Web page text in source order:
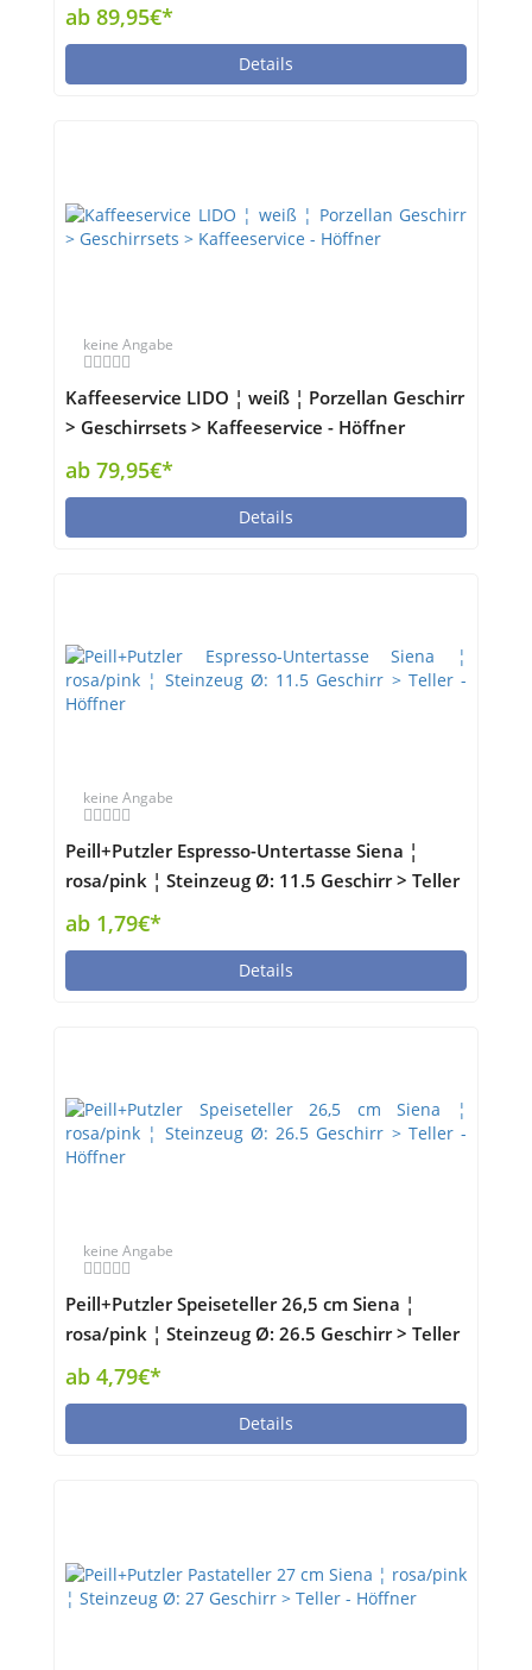
ab 89,95€*
Details
keine Angabe
Kaffeeservice LIDO ¦ weiß ¦ Porzellan Geschirr
> Geschirrsets > Kaffeeservice - Höffner
ab 79,95€*
Details
keine Angabe
Peill+Putzler Espresso-Untertasse Siena ¦
rosa/pink ¦ Steinzeug Ø: 11.5 Geschirr > Teller
- Höffner
ab 1,79€*
Details
keine Angabe
Peill+Putzler Speiseteller 26,5 cm Siena ¦
rosa/pink ¦ Steinzeug Ø: 26.5 Geschirr > Teller
- Höffner
ab 4,79€*
Details